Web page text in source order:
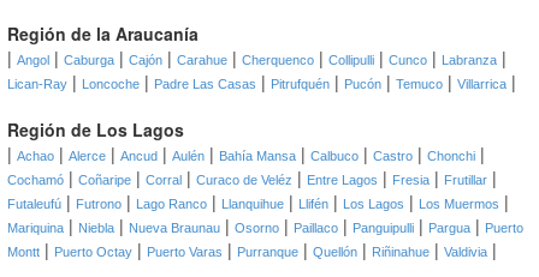
Región de la Araucanía
| Angol | Caburga | Cajón | Carahue | Cherquenco | Collipulli | Cunco | Labranza |
Lican-Ray | Loncoche | Padre Las Casas | Pitrufquén | Pucón | Temuco | Villarrica |
Región de Los Lagos
| Achao | Alerce | Ancud | Aulén | Bahía Mansa | Calbuco | Castro | Chonchi |
Cochamó | Coñaripe | Corral | Curaco de Veléz | Entre Lagos | Fresia | Frutillar |
Futaleufú | Futrono | Lago Ranco | Llanquihue | Llifén | Los Lagos | Los Muermos |
Mariquina | Niebla | Nueva Braunau | Osorno | Paillaco | Panguipulli | Pargua | Puerto
Montt | Puerto Octay | Puerto Varas | Purranque | Quellón | Riñinahue | Valdivia |